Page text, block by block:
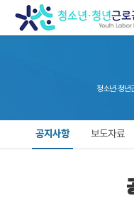
청소년·청년
공지사항 보도자료